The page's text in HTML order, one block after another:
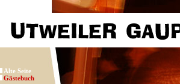
Alte Seite
Gästebuch